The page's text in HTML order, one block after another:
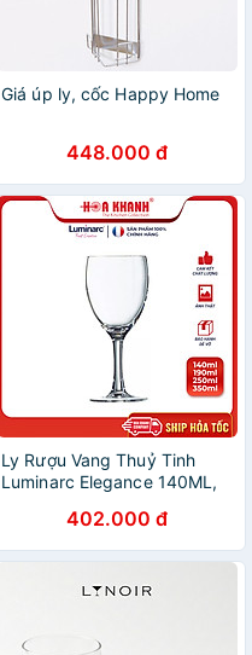
Giá úp ly, cốc Happy Home
448.000 đ
Ly Rượu Vang Thuỷ Tinh
Luminarc Elegance 140ML,
bộ 6 ly - L13729, L12055,
L13735 & D3179
402.000 đ